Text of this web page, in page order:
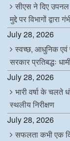
सीएस ने दिए उपनल
मुद्दे पर विभागों
July 28, 2026
स्वच्छ, आधुनिक एवं
सरकार प्रतिबद्धः
July 28, 2026
भारी वर्षा के चलते
स्थलीय निरीक्षण
July 28, 2026
सफलता कभी एक